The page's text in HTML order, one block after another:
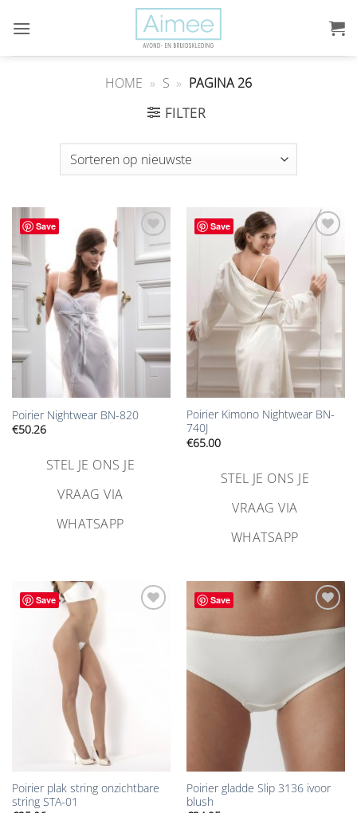
naar
HOME » S » PAGINA 26
FILTER
Save
verlanglijst
toevoegen
Poirier Nightwear BN-820
€50.26
STEL JE ONS JE
VRAAG VIA
WHATSAPP
Save
verlanglijst
toevoegen
Poirier Kimono Nightwear BN-
740J
€65.00
STEL JE ONS JE
VRAAG VIA
WHATSAPP
Save
Poirier plak string onzichtbare
string STA-01
Save
verlanglijst
Poirier gladde Slip 3136 ivoor
blush